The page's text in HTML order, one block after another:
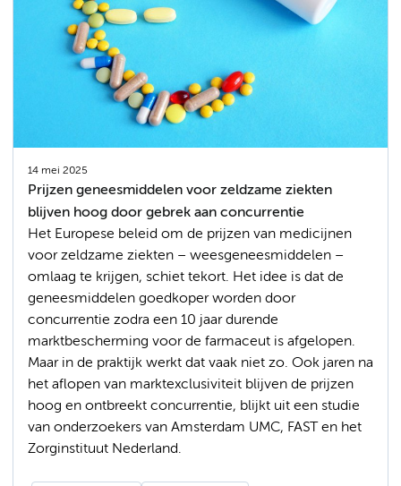
14 mei 2025
Prijzen geneesmiddelen voor zeldzame ziekten
blijven hoog door gebrek aan concurrentie
Het Europese beleid om de prijzen van medicijnen
voor zeldzame ziekten – weesgeneesmiddelen –
omlaag te krijgen, schiet tekort. Het idee is dat de
geneesmiddelen goedkoper worden door
concurrentie zodra een 10 jaar durende
marktbescherming voor de farmaceut is afgelopen.
Maar in de praktijk werkt dat vaak niet zo. Ook jaren na
het aflopen van marktexclusiviteit blijven de prijzen
hoog en ontbreekt concurrentie, blijkt uit een studie
van onderzoekers van Amsterdam UMC, FAST en het
Zorginstituut Nederland.